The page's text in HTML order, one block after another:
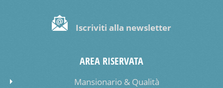
Iscriviti alla newsletter
AREA RISERVATA
Mansionario & Qualità